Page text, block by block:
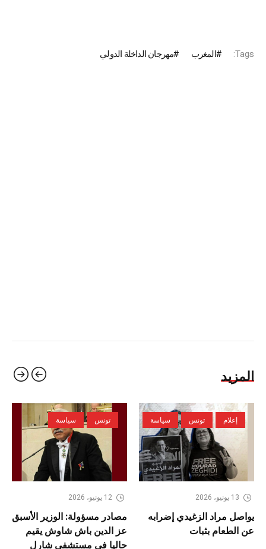
Tags: المغرب مهرجان الداخلة الدولي
المزيد
إعلام تونس سياسة
13 يونيو، 2026
يواصل مراد الزغيدي إضرابه
عن الطعام بثبات
تونس سياسة
12 يونيو، 2026
مصادر مسؤولة: الوزير الأسبق
عز الدين باش شاوش يقيم
حاليا في مستشفى شارل